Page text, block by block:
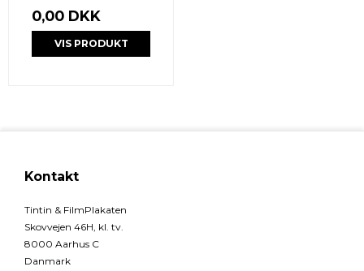
0,00 DKK
VIS PRODUKT
Kontakt
Tintin & FilmPlakaten
Skovvejen 46H, kl. tv.
8000 Aarhus C
Danmark